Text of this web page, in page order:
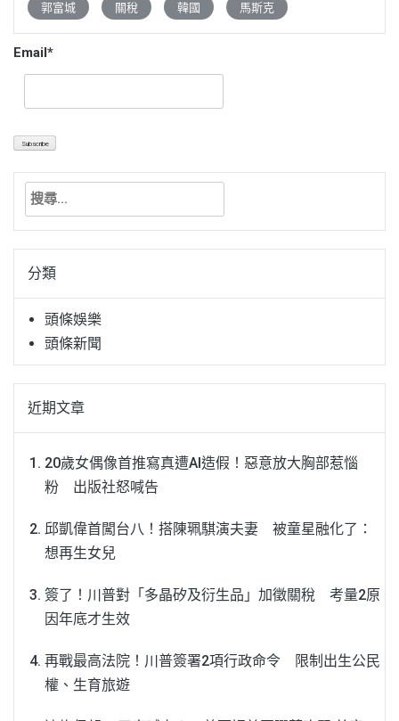
郭富城 關稅 韓國 馬斯克
Email*
搜
關
字:分類
頭條娛樂
頭條新聞
近期文章
20歲女偶像首推寫真遭AI造假！惡意放大胸部惹惱
粉 出版社怒喊告
邱凱偉首闖台八！搭陳珮騏演夫妻 被童星融化了：
想再生女兒
簽了！川普對「多晶矽及衍生品」加徵關稅 考量2原
因年底才生效
再戰最高法院！川普簽署2項行政命令 限制出生公民
權、生育旅遊